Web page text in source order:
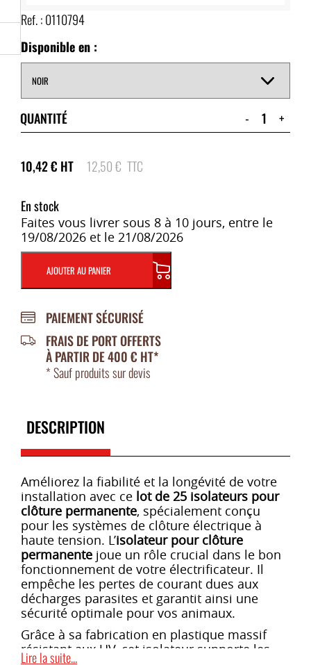
Ref. :0110794
Disponible en :
QUANTITÉ - +
10,42€ HT 12,50€ TTC
En stock
Faites vous livrer sous 8 à 10 jours, entre le
19/08/2026 et le 21/08/2026
AJOUTER AU PANIER
PAIEMENT SÉCURISÉ
FRAIS DE PORT OFFERTS
À PARTIR DE 400 € HT*
* Sauf produits sur devis
DESCRIPTION
Améliorez la fiabilité et la longévité de votre
installation avec ce lot de 25 isolateurs pour
clôture permanente, spécialement conçu
pour les systèmes de clôture électrique à
haute tension. L’isolateur pour clôture
permanente joue un rôle crucial dans le bon
fonctionnement de votre électrificateur. Il
empêche les pertes de courant dues aux
décharges parasites et garantit ainsi une
sécurité optimale pour vos animaux.
Grâce à sa fabrication en plastique massif
résistant aux UV, cet isolateur supporte les
Lire la suite...